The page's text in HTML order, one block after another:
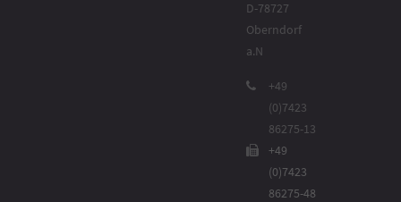
D-78727
Oberndorf
a.N
+49
(0)7423
86275-13
+49
(0)7423
86275-48